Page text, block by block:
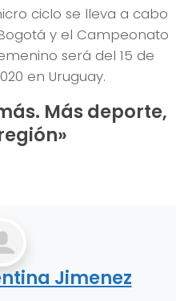
ciclo se lleva a cabo
y el Campeonato
será del 15 de
en Uruguay.
Más deporte,
Jimenez